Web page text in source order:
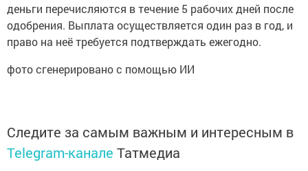
деньги перечисляются в течение 5 рабочих дней после
одобрения. Выплата осуществляется один раз в год, и
право на неё требуется подтверждать ежегодно.
фото сгенерировано с помощью ИИ
Следите за самым важным и интересным в
Telegram-канале Татмедиа